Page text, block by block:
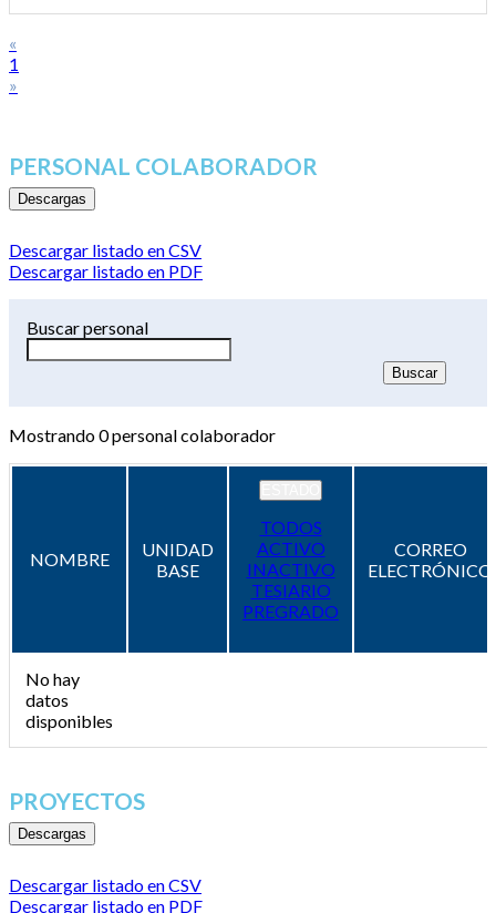
«
1
»
PERSONAL COLABORADOR
Descargas
Descargar listado en CSV
Descargar listado en PDF
Buscar personal
Mostrando0personal colaborador
NOMBRE
UNIDAD
BASE
TODOS
ACTIVO
INACTIVO
TESIARIO
PREGRADO
CORREO
ELECTRÓNICO
No hay
datos
disponibles
PROYECTOS
Descargas
Descargar listado en CSV
Descargar listado en PDF